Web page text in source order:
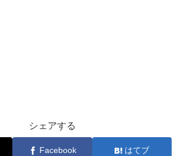
シェアする
Facebook はてブ